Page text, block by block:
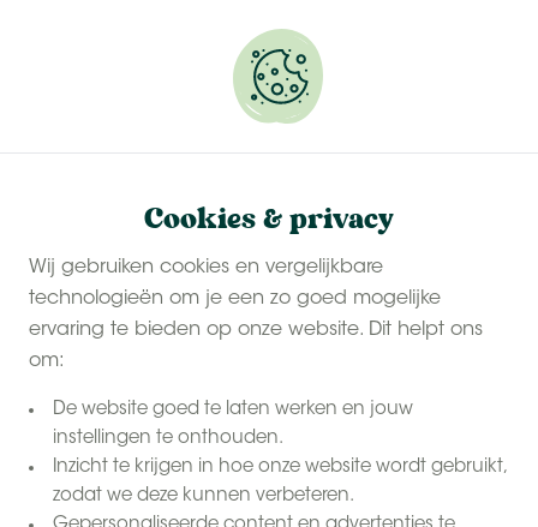
Cookies & privacy
Wij gebruiken cookies en vergelijkbare
technologieën om je een zo goed mogelijke
ervaring te bieden op onze website. Dit helpt ons
om:
De website goed te laten werken en jouw
instellingen te onthouden.
Inzicht te krijgen in hoe onze website wordt gebruikt,
zodat we deze kunnen verbeteren.
Reserveer snel jouw plekje.
Zomervakantie in België:
Boek nu voor een
onvergetelijke zomer